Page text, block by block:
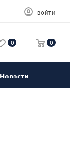
ВОЙТИ
0 0
Новости